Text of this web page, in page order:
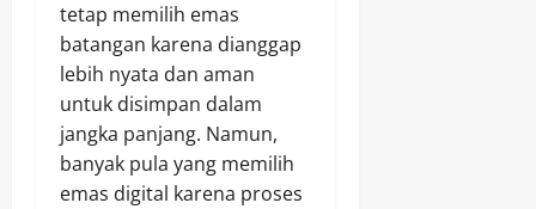
tetap memilih emas
batangan karena dianggap
lebih nyata dan aman
untuk disimpan dalam
jangka panjang. Namun,
banyak pula yang memilih
emas digital karena proses